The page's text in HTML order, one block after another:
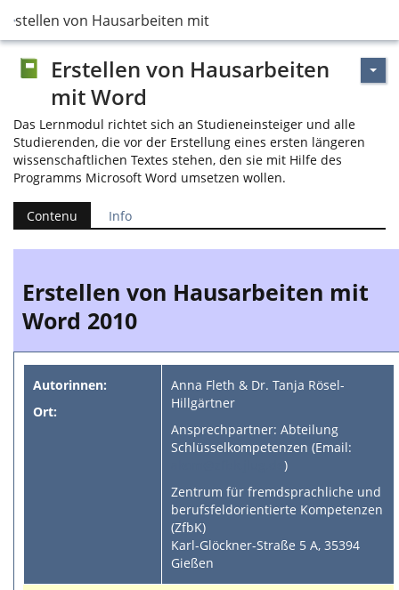
Erstellen von Hausarbeiten mit Word
Erstellen von Hausarbeiten
mit Word
Das Lernmodul richtet sich an Studieneinsteiger und alle
Studierenden, die vor der Erstellung eines ersten längeren
wissenschaftlichen Textes stehen, den sie mit Hilfe des
Programms Microsoft Word umsetzen wollen.
Contenu Info
Erstellen von Hausarbeiten mit
Word 2010
Autorinnen:
Ort:
Anna Fleth & Dr. Tanja Rösel-
Hillgärtner
Ansprechpartner: Abteilung
Schlüsselkompetenzen (Email:
)
Zentrum für fremdsprachliche und
berufsfeldorientierte Kompetenzen
(ZfbK)
Karl-Glöckner-Straße 5 A, 35394
Gießen